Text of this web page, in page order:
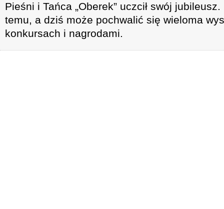
Pieśni i Tańca „Oberek” uczcił swój
temu, a dziś może pochwalić się wieloma
konkursach i nagrodami.